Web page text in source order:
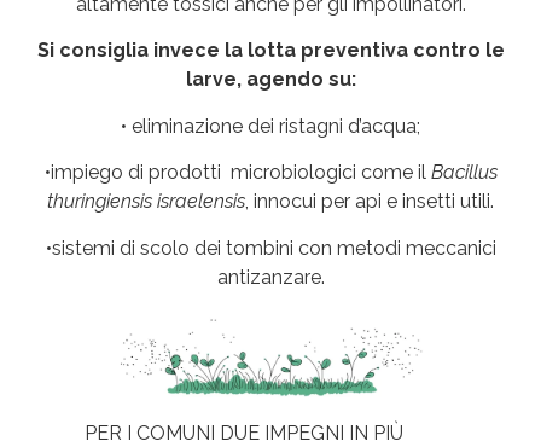
Si consiglia invece la lotta preventiva contro le
larve, agendo su:
• eliminazione dei ristagni d’acqua;
•impiego di prodotti microbiologici come il Bacillus
thuringiensis israelensis, innocui per api e insetti utili.
•sistemi di scolo dei tombini con metodi meccanici
antizanzare.
PER I COMUNI DUE IMPEGNI IN PIÙ